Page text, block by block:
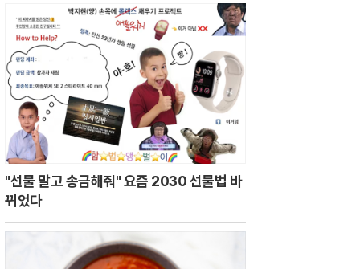
"선물 말고 송금해줘" 요즘 2030 선물법 바
뀌었다